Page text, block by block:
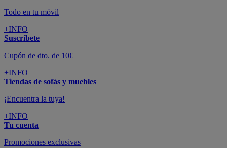
Todo en tu móvil
+INFO
Suscríbete
Cupón de dto. de 10€
+INFO
Tiendas de sofás y muebles
¡Encuentra la tuya!
+INFO
Tu cuenta
Promociones exclusivas